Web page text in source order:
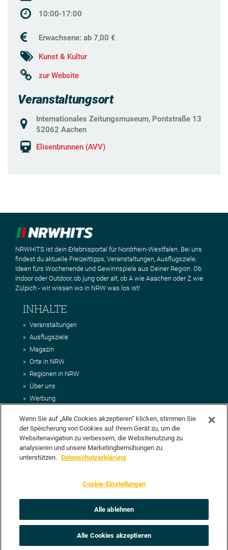
10:00-17:00
Erwachsene: ab 7,00 €
Kunst & Kultur
zur Website
Veranstaltungsort
Internationales Zeitungsmuseum, Pontstraße 13
52062 Aachen
Elisenbrunnen (AVV)
NRWHITS ist dein Erlebnisportal für Nordrhein-Westfalen. Bei uns
findest du aktuelle Freizeittipps, Veranstaltungen, Ausflugsziele,
Ideen fürs Wochenende und Gewinnspiele aus Deiner Region. Ob
Indoor oder Outdoor, ob jung oder alt, ob A wie Aaachen oder Z wie
Zülpich - wir wissen wo in NRW was los ist!
INHALTE
Veranstaltungen
Ausflugsziele
Magazin
Orte in NRW
Regionen in NRW
Über uns
Werbung
Impressum
AGB
Datenschutz
DEIN VORSCHLAG FÜR NRWHITS
vorschlagen? Klasse, dann nutze doch einfach
Unsere Redaktion wird Deinen Vorschlag dann so schnell wie
Wenn Sie auf „Alle Cookies akzeptieren“ klicken, stimmen Sie
der Speicherung von Cookies auf Ihrem Gerät zu, um die
Websitenavigation zu verbessern, die Websitenutzung zu
analysieren und unsere Marketingbemühungen zu
unterstützen. Datenschutzerklärung
Cookie-Einstellungen
Alle ablehnen
Alle Cookies akzeptieren